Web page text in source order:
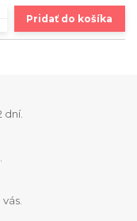
Pridať do košíka
dní.